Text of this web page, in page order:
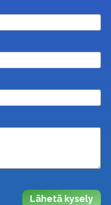
Lähetä kysely